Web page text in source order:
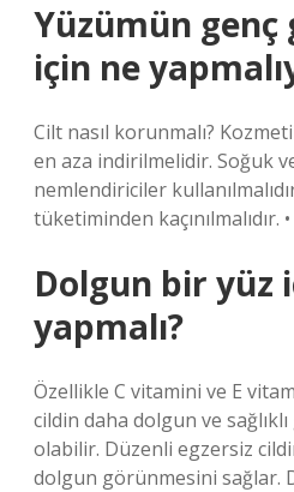
Yüzümün genç
için ne
Cilt nasıl korunmalı?
en aza indirilmelidir. Soğuk
nemlendiriciler
tüketiminden kaçınılmalıdır.
Dolgun bir yüz
yapmalı?
Özellikle C vitamini ve E
cildin daha dolgun ve
olabilir. Düzenli egzersiz
dolgun görünmesini sağlar.